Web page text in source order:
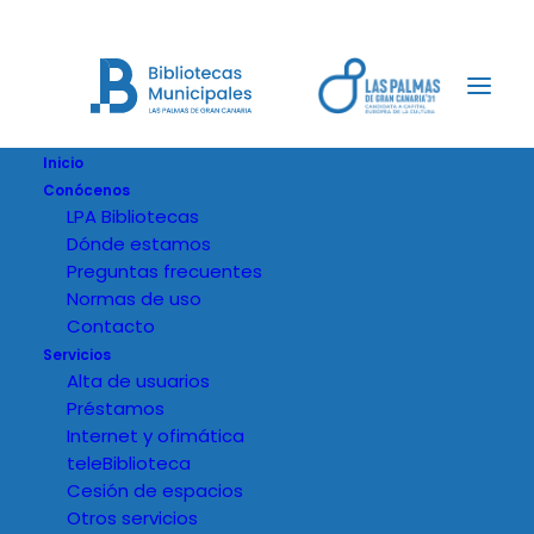
Inicio
Conócenos
LPA Bibliotecas
Dónde estamos
Preguntas frecuentes
Normas de uso
Contacto
Servicios
Alta de usuarios
Préstamos
Internet y ofimática
teleBiblioteca
Cesión de espacios
Otros servicios